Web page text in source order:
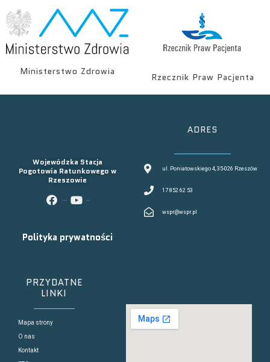
Ministerstwo Zdrowia
Rzecznik Praw Pacjenta
Wojewódzka Stacja
Pogotowia Ratunkowego w
Rzeszowie
Polityka prywatności
ADRES
ul. Poniatowskiego 4, 35-026 Rzeszów
17 852 62 53
wspr@wspr.pl
PRZYDATNE
LINKI
Mapa strony
O nas
Kontakt